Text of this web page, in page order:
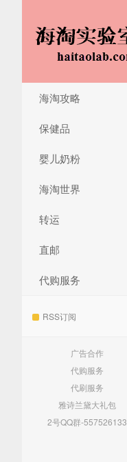
海淘攻略
保健品
婴儿奶粉
海淘世界
转运
直邮
代购服务
RSS订阅
广告合作
代购服务
代刷服务
雅诗兰黛大礼包
2号QQ群-557526133